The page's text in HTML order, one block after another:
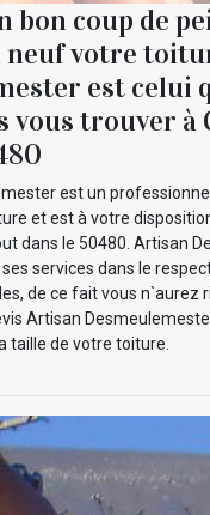
bon coup de
votre
est celui
vous trouver à
est un
et est à votre
dans le 50480. Artisan
services dans le
de ce fait vous n`aurez
Artisan
taille de votre toiture.